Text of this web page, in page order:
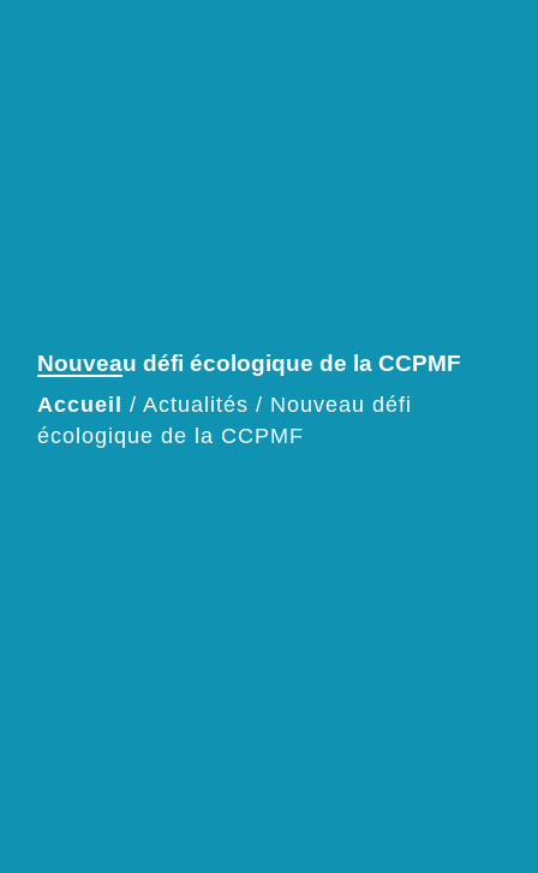
Nouveau défi écologique de la CCPMF
Accueil / Actualités / Nouveau défi
écologique de la CCPMF